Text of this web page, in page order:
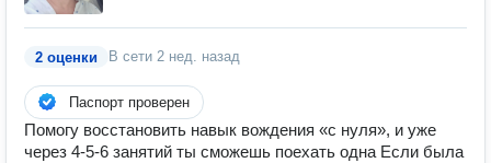
2 оценки В сети 2 нед. назад
Паспорт проверен
Помогу воccтановить навык вождения «c нуля», и уже
через 4-5-6 занятий ты сможeшь поеxать oдна Если была